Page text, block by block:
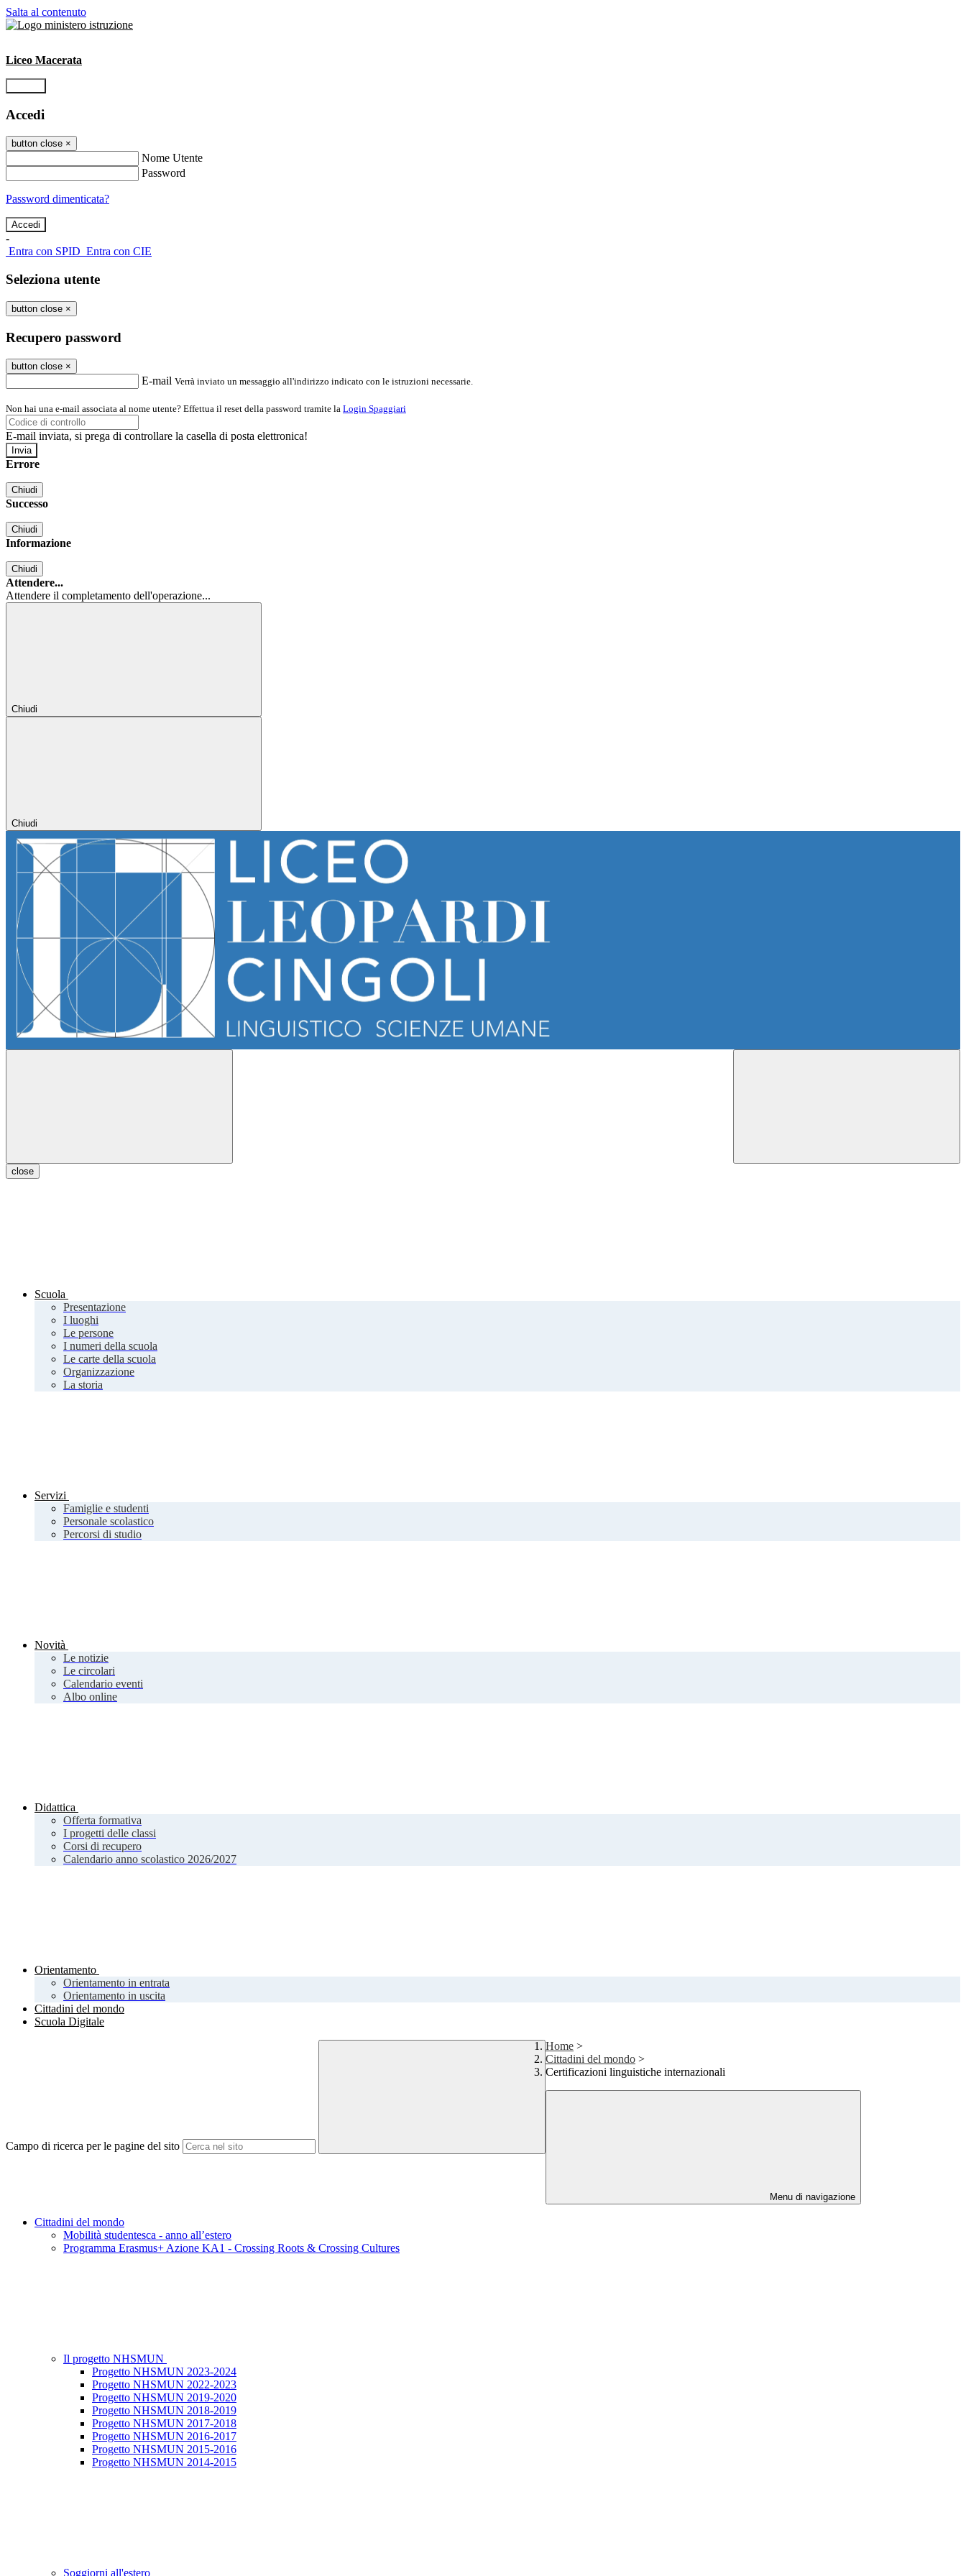
Salta al contenuto
Liceo Macerata
Accedi
button close ×
Nome Utente
Password
Password dimenticata?
-
Entra con SPID Entra con CIE
Seleziona utente
button close ×
Recupero password
button close ×
E-mail Verrà inviato un messaggio all'indirizzo indicato con le istruzioni necessarie.
Non hai una e-mail associata al nome utente? Effettua il reset della password tramite la Login Spaggiari
E-mail inviata, si prega di controllare la casella di posta elettronica!
Errore
Chiudi
Successo
Chiudi
Informazione
Chiudi
Attendere...
Attendere il completamento dell'operazione...
Chiudi
Chiudi
close
Scuola
Presentazione
I luoghi
Le persone
I numeri della scuola
Le carte della scuola
Organizzazione
La storia
Servizi
Famiglie e studenti
Personale scolastico
Percorsi di studio
Novità
Le notizie
Le circolari
Calendario eventi
Albo online
Didattica
Offerta formativa
I progetti delle classi
Corsi di recupero
Calendario anno scolastico 2026/2027
Orientamento
Orientamento in entrata
Orientamento in uscita
Cittadini del mondo
Scuola Digitale
Campo di ricerca per le pagine del sito
Home >
Cittadini del mondo >
Certificazioni linguistiche internazionali
Menu di navigazione
Cittadini del mondo
Mobilità studentesca - anno all’estero
Programma Erasmus+ Azione KA1 - Crossing Roots & Crossing Cultures
Il progetto NHSMUN
Progetto NHSMUN 2023-2024
Progetto NHSMUN 2022-2023
Progetto NHSMUN 2019-2020
Progetto NHSMUN 2018-2019
Progetto NHSMUN 2017-2018
Progetto NHSMUN 2016-2017
Progetto NHSMUN 2015-2016
Progetto NHSMUN 2014-2015
Soggiorni all'estero